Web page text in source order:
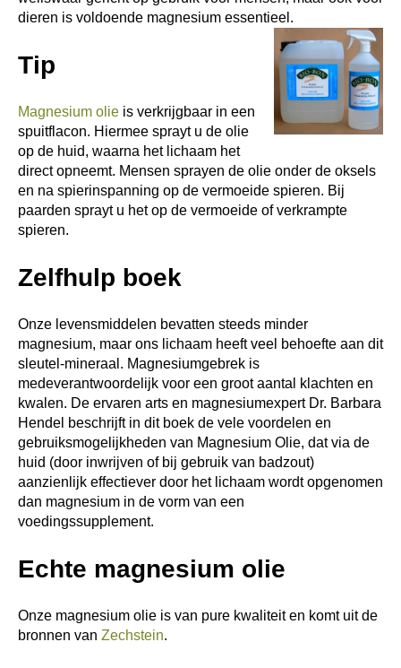
dieren is voldoende magnesium essentieel.
Tip
Magnesium olie is verkrijgbaar in een
spuitflacon. Hiermee sprayt u de olie
op de huid, waarna het lichaam het
direct opneemt. Mensen sprayen de olie onder de oksels
en na spierinspanning op de vermoeide spieren. Bij
paarden sprayt u het op de vermoeide of verkrampte
spieren.
Zelfhulp boek
Onze levensmiddelen bevatten steeds minder
magnesium, maar ons lichaam heeft veel behoefte aan dit
sleutel-mineraal. Magnesiumgebrek is
medeverantwoordelijk voor een groot aantal klachten en
kwalen. De ervaren arts en magnesiumexpert Dr. Barbara
Hendel beschrijft in dit boek de vele voordelen en
gebruiksmogelijkheden van Magnesium Olie, dat via de
huid (door inwrijven of bij gebruik van badzout)
aanzienlijk effectiever door het lichaam wordt opgenomen
dan magnesium in de vorm van een
voedingssupplement.
Echte magnesium olie
Onze magnesium olie is van pure kwaliteit en komt uit de
bronnen van Zechstein.